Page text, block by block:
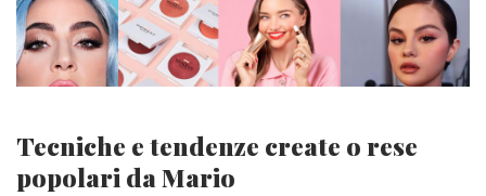
Tecniche e tendenze create o rese
popolari da Mario